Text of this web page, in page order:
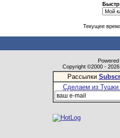
Текущее
Copyright ©2000 -
Рассылки
Сделаем из Тушки